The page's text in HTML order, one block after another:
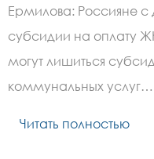
Ермилова: Россияне с
субсидии на оплату
могут лишиться
коммунальных услуг…
Читать полностью